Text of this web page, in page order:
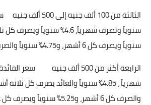
الثالثة من 100 ألف جنيه إلى 500 ألف جنيه
سنوياً ويصرف كل 6 أشهر، و4.75% سنوياً والصرف سنوياً.
الرابعة أكثر من 500 ألف جنيه
والصرف كل 6 أشهر، و5.25% سنوياً ويصرف كل عام.